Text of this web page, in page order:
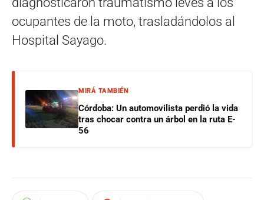
ocupantes de la moto, trasladándolos al
Hospital Sayago.
MIRÁ TAMBIÉN
Córdoba: Un automovilista perdió la vida
tras chocar contra un árbol en la ruta E-
56